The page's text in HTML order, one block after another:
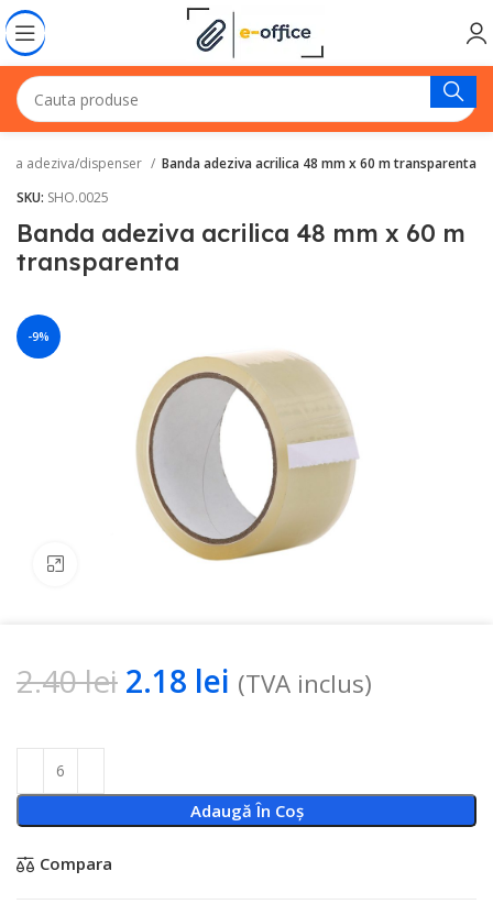
adeziva/dispenser
Banda adeziva acrilica 48 mm x 60 m transparenta
SKU: SHO.0025
Banda adeziva acrilica 48 mm x 60 m
transparenta
-9%
Click to enlarge
2.40lei 2.18 lei (TVA inclus)
Adaugă În Coș
Compara